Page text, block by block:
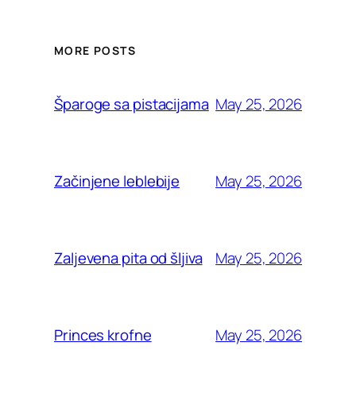
MORE POSTS
Šparoge sa pistacijama May 25, 2026
Začinjene leblebije May 25, 2026
Zaljevena pita od šljiva May 25, 2026
Princes krofne May 25, 2026